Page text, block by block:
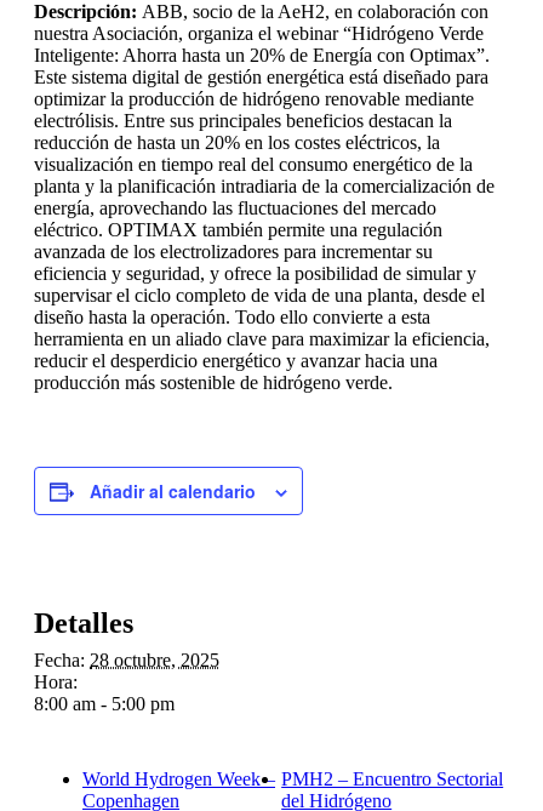
Descripción: ABB, socio de la AeH2, en colaboración con
nuestra Asociación, organiza el webinar “Hidrógeno Verde
Inteligente: Ahorra hasta un 20% de Energía con Optimax”.
Este sistema digital de gestión energética está diseñado para
optimizar la producción de hidrógeno renovable mediante
electrólisis. Entre sus principales beneficios destacan la
reducción de hasta un 20% en los costes eléctricos, la
visualización en tiempo real del consumo energético de la
planta y la planificación intradiaria de la comercialización de
energía, aprovechando las fluctuaciones del mercado
eléctrico. OPTIMAX también permite una regulación
avanzada de los electrolizadores para incrementar su
eficiencia y seguridad, y ofrece la posibilidad de simular y
supervisar el ciclo completo de vida de una planta, desde el
diseño hasta la operación. Todo ello convierte a esta
herramienta en un aliado clave para maximizar la eficiencia,
reducir el desperdicio energético y avanzar hacia una
producción más sostenible de hidrógeno verde.
Añadir al calendario
Detalles
Fecha: 28 octubre, 2025
Hora:
8:00 am - 5:00 pm
World Hydrogen Week –
Copenhagen
PMH2 – Encuentro Sectorial
del Hidrógeno